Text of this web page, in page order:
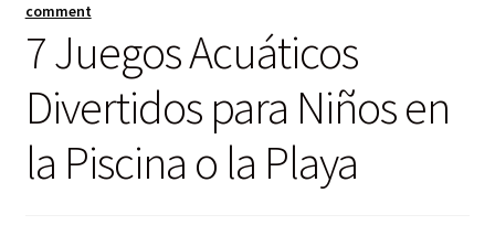
comment
7 Juegos Acuáticos
Divertidos para Niños en
la Piscina o la Playa